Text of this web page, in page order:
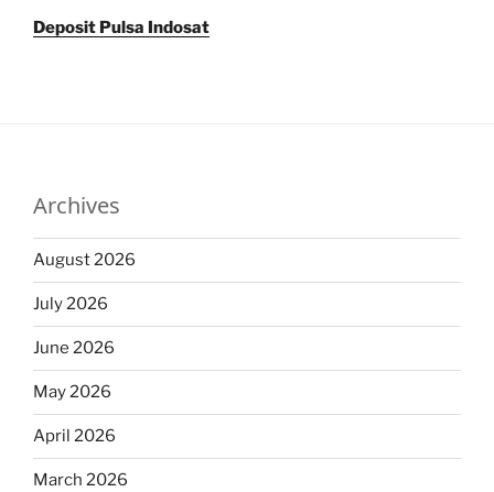
Deposit Pulsa Indosat
Archives
August 2026
July 2026
June 2026
May 2026
April 2026
March 2026